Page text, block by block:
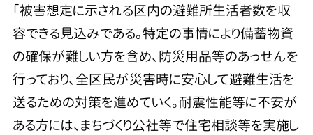
「被害想定に示される区内の避難所生活者数を収
容できる見込みである。特定の事情により備蓄物資
の確保が難しい方を含め、防災用品等のあっせんを
行っており、全区民が災害時に安心して避難生活を
送るための対策を進めていく。耐震性能等に不安が
ある方には、まちづくり公社等で住宅相談等を実施し